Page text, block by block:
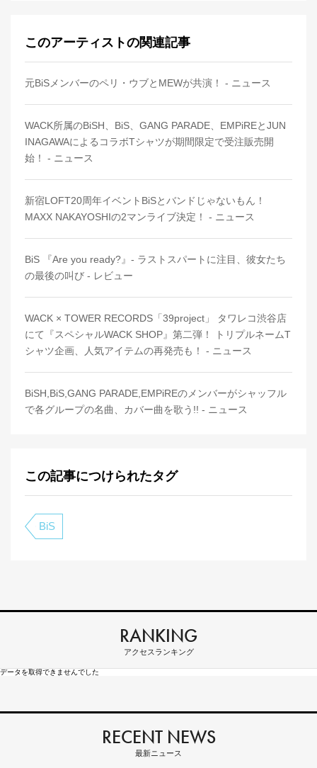
このアーティストの関連記事
元BiSメンバーのペリ・ウブとMEWが共演！ - ニュース
WACK所属のBiSH、BiS、GANG PARADE、EMPiREとJUN
INAGAWAによるコラボTシャツが期間限定で受注販売開
始！ - ニュース
新宿LOFT20周年イベントBiSとバンドじゃないもん！
MAXX NAKAYOSHIの2マンライブ決定！ - ニュース
BiS 『Are you ready?』- ラストスパートに注目、彼女たち
の最後の叫び - レビュー
WACK × TOWER RECORDS「39project」 タワレコ渋谷店
にて『スペシャルWACK SHOP』第二弾！ トリプルネームT
シャツ企画、人気アイテムの再発売も！ - ニュース
BiSH,BiS,GANG PARADE,EMPiREのメンバーがシャッフル
で各グループの名曲、カバー曲を歌う!! - ニュース
この記事につけられたタグ
BiS
RANKING
アクセスランキング
データを取得できませんでした
RECENT NEWS
最新ニュース